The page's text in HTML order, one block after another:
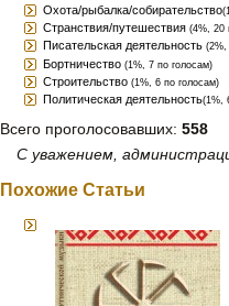
Охота/рыбалка/собирательство
Странствия/путешествия (4%, 20
Писательская деятельность (2%,
Бортничество (1%, 7 по голосам)
Строительство (1%, 6 по голосам)
Политическая деятельность(1%,
Всего проголосовавших: 558
С уважением,
Похожие Статьи